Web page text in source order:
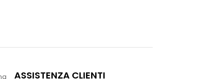
ASSISTENZA CLIENTI